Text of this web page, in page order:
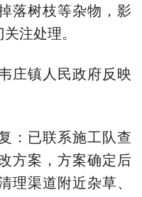
落树枝等杂物，影
注处理。
庄镇人民政府反映
：已联系施工队查
方案，方案确定后
理渠道附近杂草、